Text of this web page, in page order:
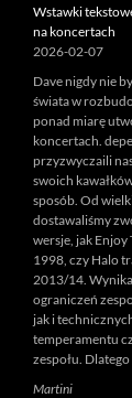
Wstawki
na koncertach
2026-02-07
Dave nigdy nie
świata w
ponad miarę
koncertach.
przyzwyczaili
swoich
sposób. Od
dostawaliśmy
wersje, jak Enjoy
1998, czy Halo
2013/14.
ograniczeń
jak i
temperamentu
zespołu.
Martini